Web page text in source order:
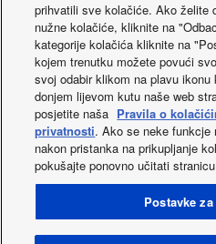
Posjetite web-mjesto
tehnologije nanoe™ X
Facebook Instagram
Politika privatnosti
Politika
prihvatili sve kolačiće. Ako želite
nužne kolačiće, kliknite na
kategorije kolačića kliknite na
kojem trenutku možete povući
svoj odabir klikom na plavu
donjem lijevom kutu naše web
posjetite naša Pravila o
privatnosti. Ako se neke funkcje
nakon pristanka na prikupljanje
pokušajte ponovno učitati stranicu
Postavke